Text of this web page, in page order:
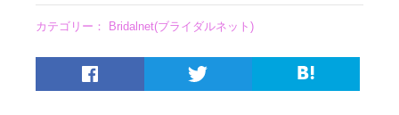
カテゴリー： Bridalnet(ブライダルネット)